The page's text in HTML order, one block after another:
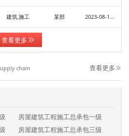
建筑,施工 某部 2023-08-15 10:11:49
查看更多
chain 查看更多
房屋建筑工程施工总承包一级
房屋建筑工程施工总承包三级